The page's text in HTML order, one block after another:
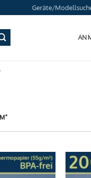
Geräte/